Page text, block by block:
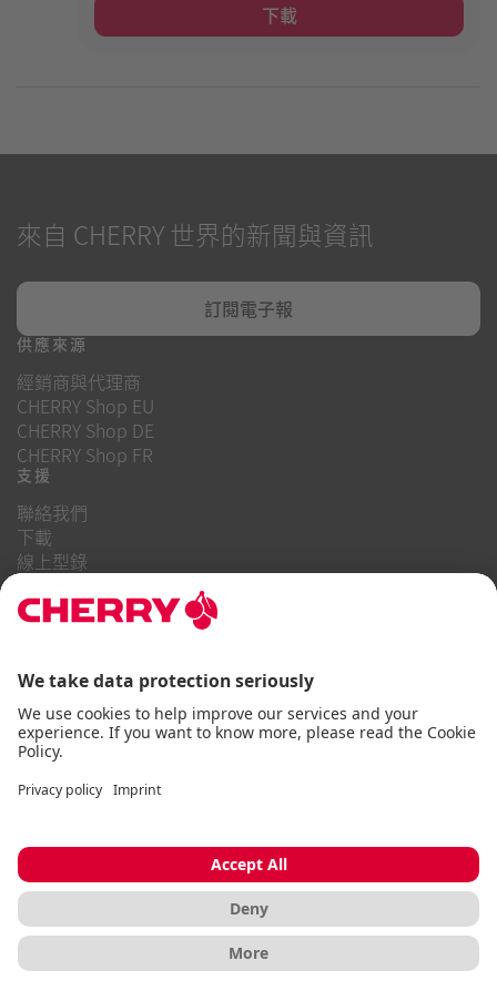
下載
來自 CHERRY 世界的新聞與資訊
訂閱電子報
供應來源
經銷商與代理商
CHERRY Shop EU
CHERRY Shop DE
CHERRY Shop FR
支援
聯絡我們
下載
線上型錄
關於我們
投資者關係
舉報系統
商業行為守則
使用通知資料隱私
© CHERRY 2026